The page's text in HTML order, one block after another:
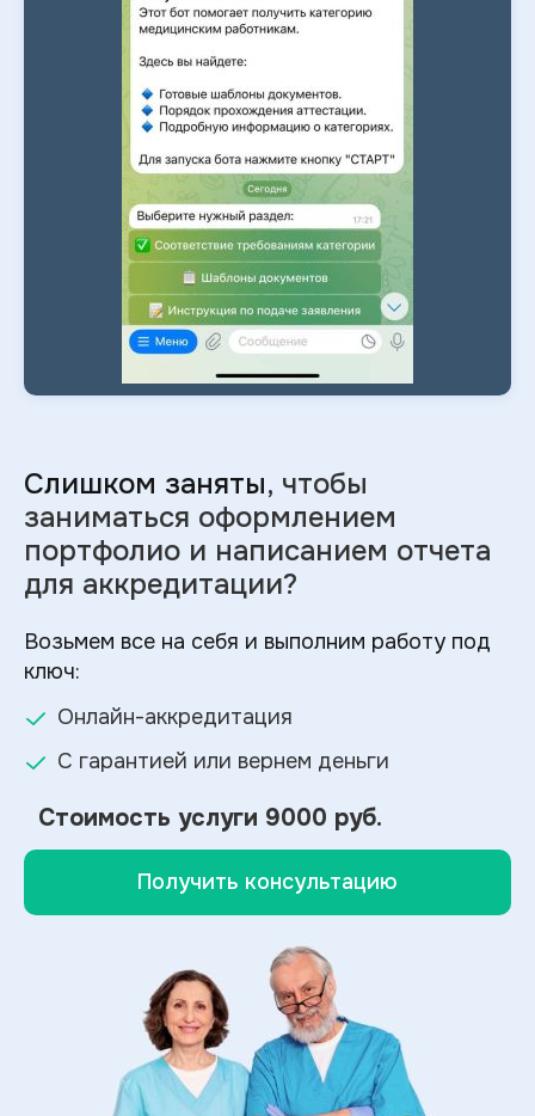
Слишком заняты, чтобы
заниматься оформлением
портфолио и написанием отчета
для аккредитации?
Возьмем все на себя и выполним работу под
ключ:
Онлайн-аккредитация
С гарантией или вернем деньги
Стоимость услуги 9000 руб.
Получить консультацию